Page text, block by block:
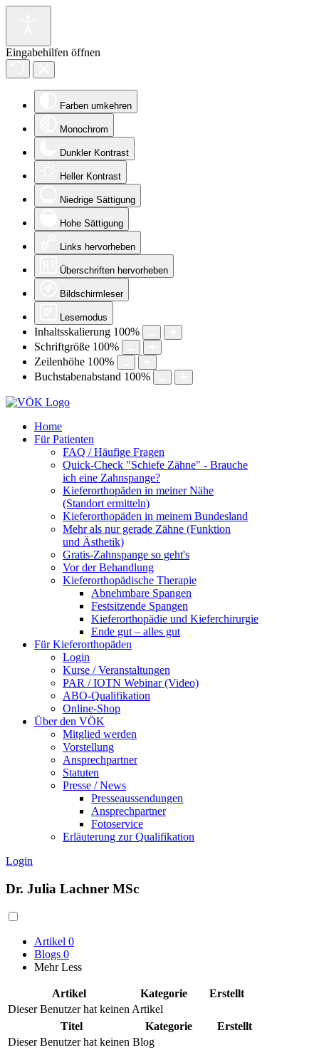
Eingabehilfen öffnen
Farben umkehren
Monochrom
Dunkler Kontrast
Heller Kontrast
Niedrige Sättigung
Hohe Sättigung
Links hervorheben
Überschriften hervorheben
Bildschirmleser
Lesemodus
Inhaltsskalierung 100%
Schriftgröße 100%
Zeilenhöhe 100%
Buchstabenabstand 100%
Home
Für Patienten
FAQ / Häufige Fragen
Quick-Check "Schiefe Zähne" - Brauche
ich eine Zahnspange?
Kieferorthopäden in meiner Nähe
(Standort ermitteln)
Kieferorthopäden in meinem Bundesland
Mehr als nur gerade Zähne (Funktion
und Ästhetik)
Gratis-Zahnspange so geht's
Vor der Behandlung
Kieferorthopädische Therapie
Abnehmbare Spangen
Festsitzende Spangen
Kieferorthopädie und Kieferchirurgie
Ende gut – alles gut
Für Kieferorthopäden
Login
Kurse / Veranstaltungen
PAR / IOTN Webinar (Video)
ABO-Qualifikation
Online-Shop
Über den VÖK
Mitglied werden
Vorstellung
Ansprechpartner
Statuten
Presse / News
Presseaussendungen
Ansprechpartner
Fotoservice
Erläuterung zur Qualifikation
Login
Dr. Julia Lachner MSc
Artikel 0
Blogs 0
Mehr Less
Artikel Kategorie
Erstellt
Dieser Benutzer hat keinen Artikel
Titel
Kategorie
Erstellt
Dieser Benutzer hat keinen Blog